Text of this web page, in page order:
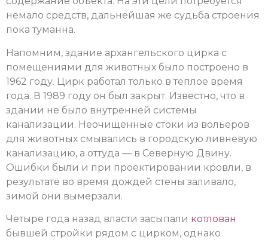
немало средств, дальнейшая же судьба строения
пока туманна.
Напомним, здание архангельского цирка с
помещениями для животных было построено в
1962 году. Цирк работал только в теплое время
года. В 1989 году он был закрыт. Известно, что в
здании не было внутренней системы
канализации. Неочищенные стоки из вольеров
для животных смывались в городскую ливневую
канализацию, а оттуда — в Северную Двину.
Ошибки были и при проектировании кровли, в
результате во время дождей стены заливало,
зимой они вымерзали.
Четыре года назад власти засыпали котлован
бывшей стройки рядом с цирком, однако